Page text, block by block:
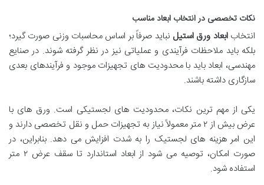
نکات تخصصی در انتخاب ابعاد مناسب
انتخابابعاد ورق استیل نباید صرفاً بر اساس محاسبات وزنی صورت گیرد؛
بلکه باید ملاحظات فرآیندی و عملیاتی نیز در نظر گرفته شوند. در صنایع
مهندسی، ابعاد باید با محدودیت های تجهیزات موجود و فرآیندهای بعدی
سازگاری داشته باشند.
یکی از مهم ترین نکات، محدودیت های لجستیکی است. ورق های با
عرض بیش از ۲ متر معمولاً نیاز به تجهیزات حمل و نقل تخصصی دارند و
این امر هزینه های لجستیک را به شدت افزایش می دهد. بنابراین، در
صورت امکان، توصیه می شود از ابعاد استاندارد تا سقف عرض ۲ متر
استفاده شود.